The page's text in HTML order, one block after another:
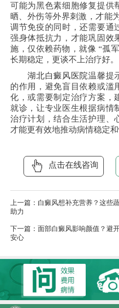
可能为黑色素细胞修复提供
晒、外伤等外界刺激，才能
调节免疫的同时，还需要通
强身体抵抗力，才能巩固效
施，仅依赖药物，就像 “孤
长期稳定，更谈不上治疗好。​
湖北白癜风医院温馨提
的作用，避免盲目依赖或滥
化，或需要制定治疗方案，
就诊，让专业医生根据病情
治疗计划，结合生活护理、
才能更有效地推动病情稳定和
点击在线咨询
上一篇： 白癜风想补充营养？这些
助力
下一篇： 面部白癜风影响颜值？避
安心